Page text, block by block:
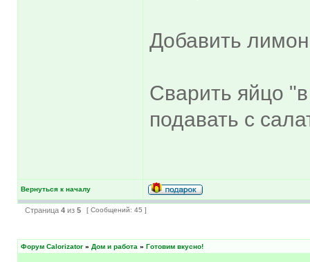
Добавить
Сварить яйцо
подавать с
Вернуться к началу
Страница 4 из 5 [ Сообщений: 45 ]
Форум Calorizator » Дом и работа » Готовим вкусно!